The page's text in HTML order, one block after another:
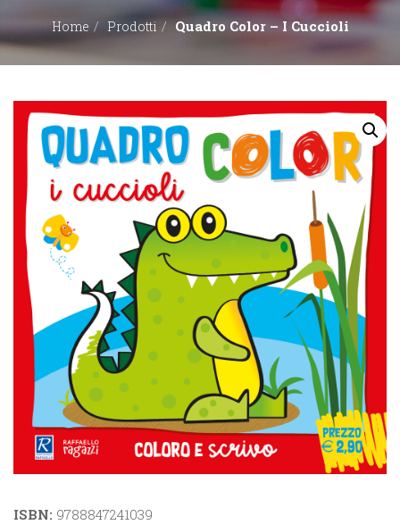
EDITORI
LIBRERIE
Home Prodotti Quadro Color – I Cuccioli
ISBN: 9788847241039